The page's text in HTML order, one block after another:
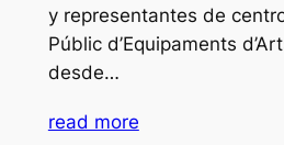
y representantes de
Públic d’Equipaments
desde…
read more